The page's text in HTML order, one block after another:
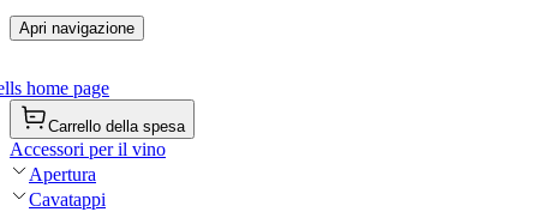
Apri navigazione
home page
Carrello della spesa
Accessori per il vino
Apertura
Cavatappi